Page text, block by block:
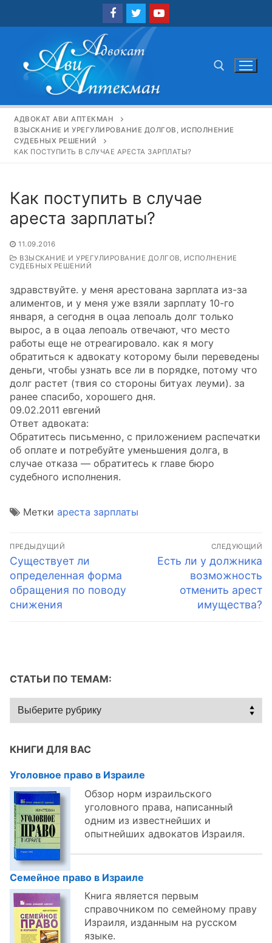
Найти:
АДВОКАТ АВИ АПТЕКМАН
ВЗЫСКАНИЕ И УРЕГУЛИРОВАНИЕ ДОЛГОВ, ИСПОЛНЕНИЕ
СУДЕБНЫХ РЕШЕНИЙ
КАК ПОСТУПИТЬ В СЛУЧАЕ АРЕСТА ЗАРПЛАТЫ?
Как поступить в случае
ареста зарплаты?
11.09.2016
ВЗЫСКАНИЕ И УРЕГУЛИРОВАНИЕ ДОЛГОВ, ИСПОЛНЕНИЕ
СУДЕБНЫХ РЕШЕНИЙ
здравствуйте. у меня арестована зарплата из-за
алиментов, и у меня уже взяли зарплату 10-го
января, а сегодня в оцаа лепоаль долг только
вырос, а в оцаа лепоаль отвечают, что место
работы еще не отреагировало. как я могу
обратиться к адвокату которому были переведены
деньги, чтобы узнать все ли в порядке, потому что
долг растет (твия со стороны битуах леуми). за
ранее спасибо, хорошего дня.
09.02.2011 евгений
Ответ адвоката:
Обратитесь письменно, с приложением распечатки
об оплате и потребуйте уменьшения долга, в
случае отказа — обратитесь к главе бюро
судебного исполнения.
Метки ареста зарплаты
Навигация
по
записям
ПРЕДЫДУЩИЙ
Предыдущая
запись:
Существует ли
определенная форма
обращения по поводу
снижения
СЛЕДУЮЩИЙ
Следующая
запись:
Есть ли у должника
возможность
отменить арест
имущества?
СТАТЬИ ПО ТЕМАМ:
Статьи
по
КНИГИ ДЛЯ ВАС
Уголовное право в Израиле
Обзор норм израильского
уголовного права, написанный
одним из известнейших и
опытнейших адвокатов Израиля.
Семейное право в Израиле
Книга является первым
справочником по семейному праву
Израиля, изданным на русском
языке.